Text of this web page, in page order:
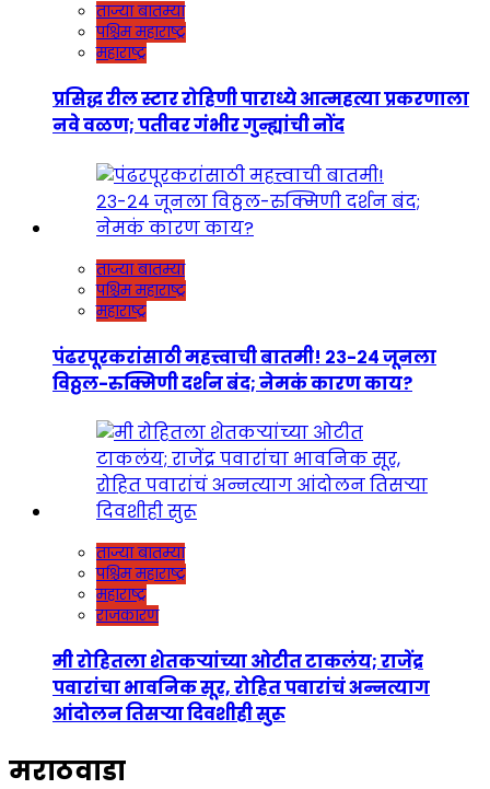
ताज्या बातम्या
पश्चिम महाराष्ट्र
महाराष्ट्र
प्रसिद्ध रील स्टार रोहिणी पाराध्ये आत्महत्या प्रकरणाला
नवे वळण; पतीवर गंभीर गुन्ह्यांची नोंद
ताज्या बातम्या
पश्चिम महाराष्ट्र
महाराष्ट्र
पंढरपूरकरांसाठी महत्त्वाची बातमी! २३-२४ जूनला
विठ्ठल-रुक्मिणी दर्शन बंद; नेमकं कारण काय?
ताज्या बातम्या
पश्चिम महाराष्ट्र
महाराष्ट्र
राजकारण
मी रोहितला शेतकऱ्यांच्या ओटीत टाकलंय; राजेंद्र
पवारांचा भावनिक सूर, रोहित पवारांचं अन्नत्याग
आंदोलन तिसऱ्या दिवशीही सुरू
मराठवाडा